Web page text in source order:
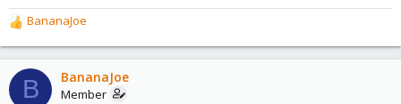
R
e
a
c
t
BananaJoe
B BananaJoe
Member